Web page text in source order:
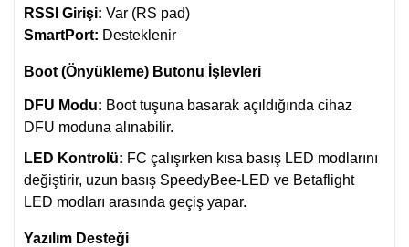
RSSI Girişi: Var (RS pad)
SmartPort: Desteklenir
Boot (Önyükleme) Butonu İşlevleri
DFU Modu: Boot tuşuna basarak açıldığında cihaz
DFU moduna alınabilir.
LED Kontrolü: FC çalışırken kısa basış LED modlarını
değiştirir, uzun basış SpeedyBee-LED ve Betaflight
LED modları arasında geçiş yapar.
Yazılım Desteği